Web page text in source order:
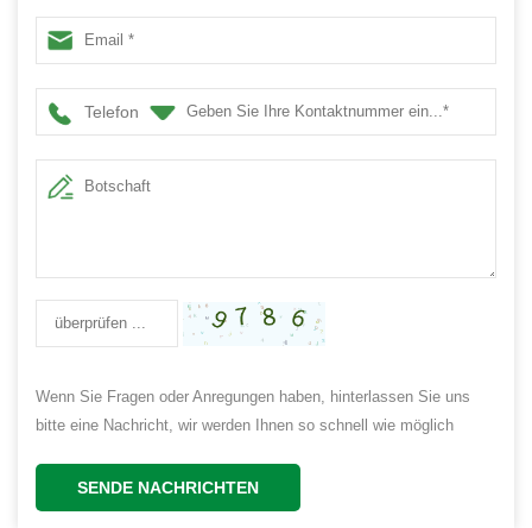
Weihnachtskranz
Telefon
Wenn Sie Fragen oder Anregungen haben, hinterlassen Sie uns
bitte eine Nachricht, wir werden Ihnen so schnell wie möglich
SENDE NACHRICHTEN